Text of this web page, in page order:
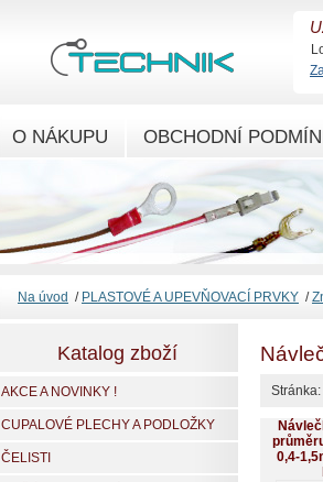
Stránka:
0,4-
Katalog zboží
AKCE A NOVINKY !
CUPALOVÉ PLECHY A PODLOŽKY
ČELISTI
Na úvod / PLASTOVÉ A UPEVŇOVACÍ PRVKY /
O NÁKUPU OBCHODNÍ